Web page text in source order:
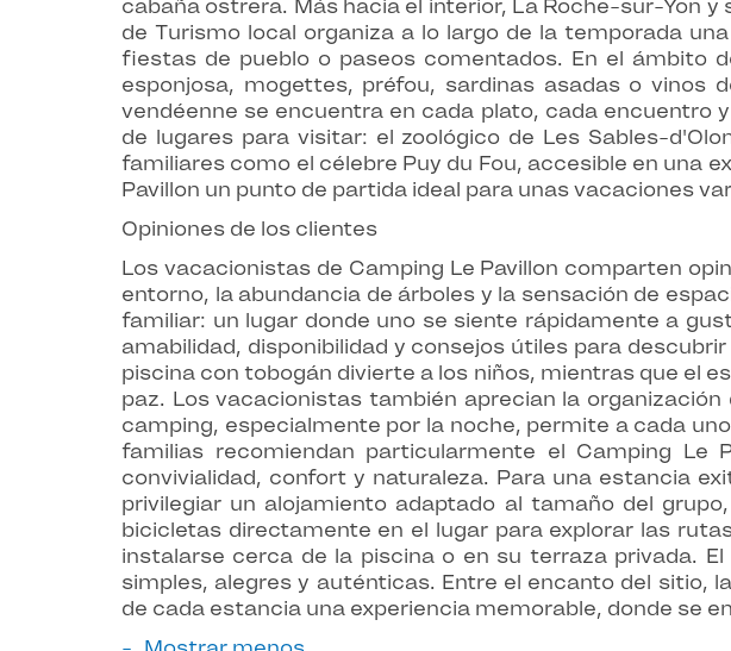
cabaña ostrera. Más hacia el interior, La Roche-sur-Yon
de Turismo local organiza a lo largo de la temporada
fiestas de pueblo o paseos comentados. En el ámbito
esponjosa, mogettes, préfou, sardinas asadas o vinos
vendéenne se encuentra en cada plato, cada
de lugares para visitar: el zoológico de Les Sables-
familiares como el célebre Puy du Fou, accesible en una
Pavillon un punto de partida ideal para unas vacaciones
Opiniones de los clientes
Los vacacionistas de Camping Le Pavillon comparten
entorno, la abundancia de árboles y la sensación de
familiar: un lugar donde uno se siente rápidamente a
amabilidad, disponibilidad y consejos útiles para
piscina con tobogán divierte a los niños, mientras que el
paz. Los vacacionistas también aprecian la
camping, especialmente por la noche, permite a cada
familias recomiendan particularmente el Camping
convivialidad, confort y naturaleza. Para una estancia
privilegiar un alojamiento adaptado al tamaño del
bicicletas directamente en el lugar para explorar las
instalarse cerca de la piscina o en su terraza privada.
simples, alegres y auténticas. Entre el encanto del sitio,
de cada estancia una experiencia memorable, donde se